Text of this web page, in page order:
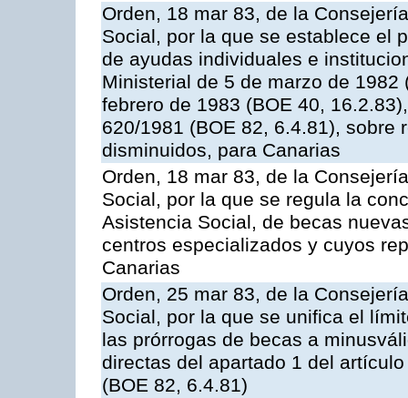
Orden, 18 mar 83, de la
Social, por la que se establece el
de ayudas individuales e
Ministerial de 5 de marzo de
febrero de 1983 (BOE 40,
620/1981 (BOE 82, 6.4.81), sobre
disminuidos, para Canarias
Orden, 18 mar 83, de la
Social, por la que se regula la
Asistencia Social, de becas
centros especializados y cuyos
Canarias
Orden, 25 mar 83, de la
Social, por la que se unifica el
las prórrogas de becas a
directas del apartado 1 del
(BOE 82, 6.4.81)